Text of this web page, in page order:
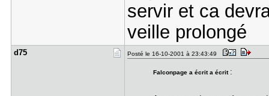
servir et ca
veille prolongé
d75 Posté le 16-10-2001 à 23:43:49
Falconpage a écrit a écrit :